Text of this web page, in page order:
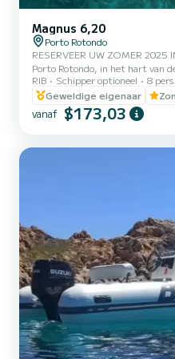
Magnus 6,20
Porto Rotondo
RESERVEER UW ZOMER 2025
Porto Rotondo, in het hart van
ook een bewaakte parkeerplaats
bar om te ontspannen terwijl u
prachtige rubberboot is een
plaatse, Zonnetent, Usb,
brandstofkosten zijn niet
RIB Schipper optioneel 8 pers.
Geweldige eigenaar
vanaf $173,03